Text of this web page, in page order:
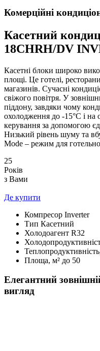
Комерційні
Касетний
18CHRH/DV
Касетні блоки широко
площі. Це готелі,
магазинів. Сучасні
свіжого повітря. У
піддону, завдяки чому
охолодження до -15°С і на
керування за допомогою
Низький рівень шуму та
Mode – режим для
25
Років
з Вами
Де купити
Компресор Inverter
Тип Касетний
Холодоагент R32
Площа, м² до 50
Елегантний
вигляд